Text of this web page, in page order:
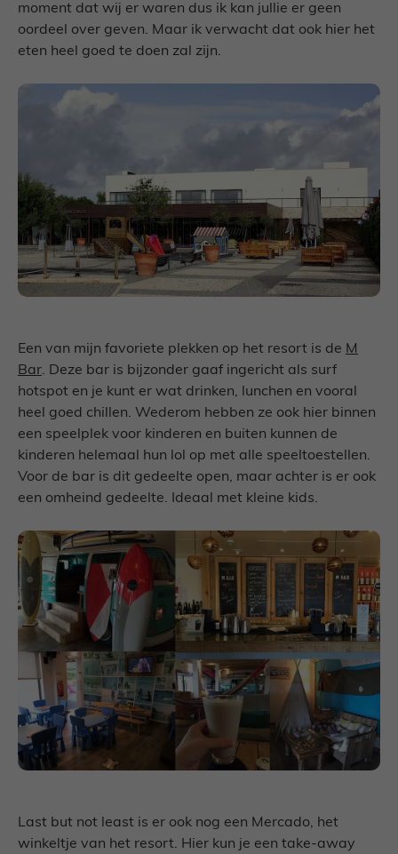
moment dat wij er waren dus ik kan jullie er geen
oordeel over geven. Maar ik verwacht dat ook hier het
eten heel goed te doen zal zijn.
Een van mijn favoriete plekken op het resort is de M
Bar. Deze bar is bijzonder gaaf ingericht als surf
hotspot en je kunt er wat drinken, lunchen en vooral
heel goed chillen. Wederom hebben ze ook hier binnen
een speelplek voor kinderen en buiten kunnen de
kinderen helemaal hun lol op met alle speeltoestellen.
Voor de bar is dit gedeelte open, maar achter is er ook
een omheind gedeelte. Ideaal met kleine kids.
Last but not least is er ook nog een Mercado, het
winkeltje van het resort. Hier kun je een take-away